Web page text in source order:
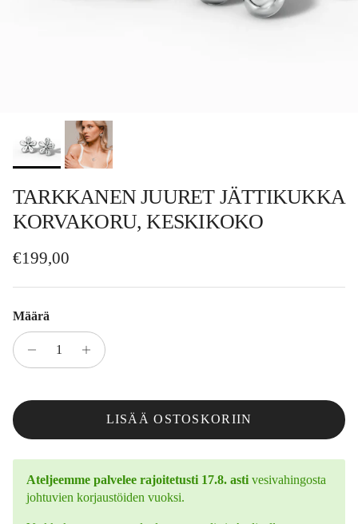
TARKKANEN JUURET JÄTTIKUKKA
KORVAKORU, KESKIKOKO
Normaalihinta
€199,00
Määrä
LISÄÄ OSTOSKORIIN
Ateljeemme palvelee rajoitetusti 17.8. asti vesivahingosta
johtuvien korjaustöiden vuoksi.